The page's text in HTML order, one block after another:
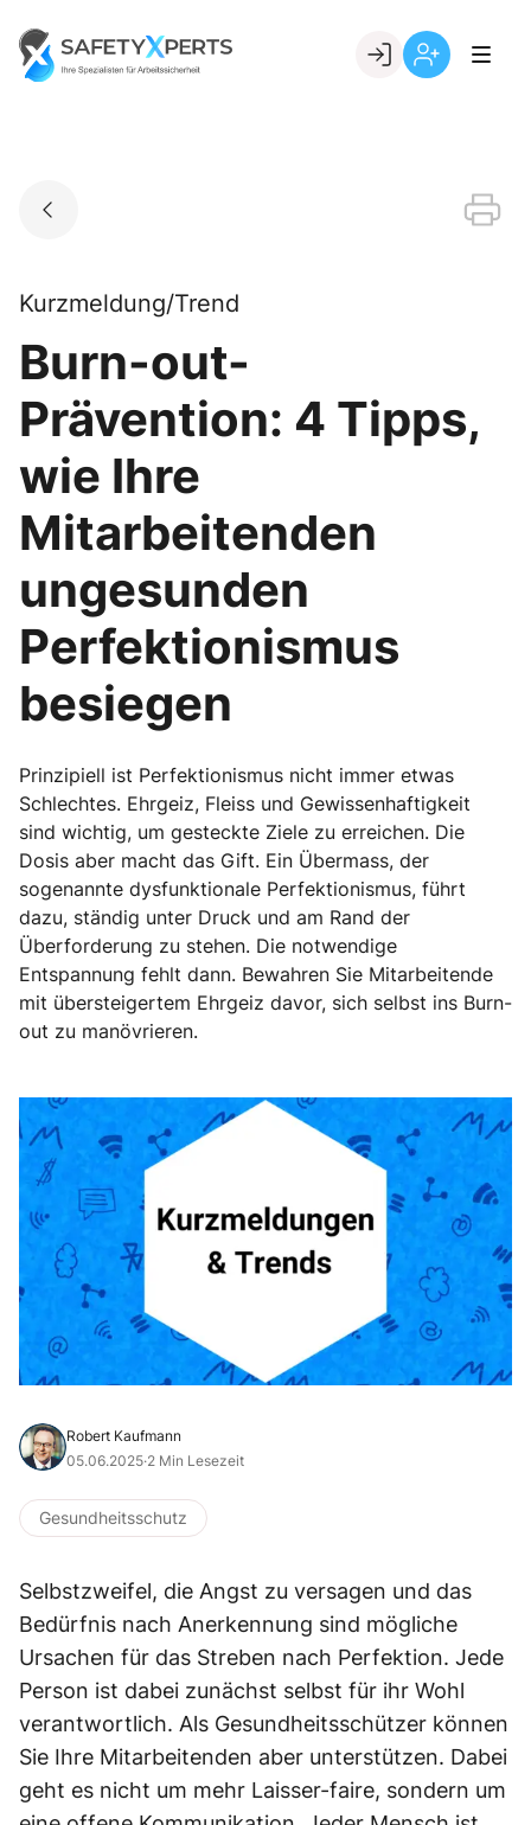
content
Go to landing page.
Kurzmeldung/Trend
Burn-out-
Prävention: 4 Tipps,
wie Ihre
Mitarbeitenden
ungesunden
Perfektionismus
besiegen
Prinzipiell ist Perfektionismus nicht immer etwas
Schlechtes. Ehrgeiz, Fleiss und Gewissenhaftigkeit
sind wichtig, um gesteckte Ziele zu erreichen. Die
Dosis aber macht das Gift. Ein Übermass, der
sogenannte dysfunktionale Perfektionismus, führt
dazu, ständig unter Druck und am Rand der
Überforderung zu stehen. Die notwendige
Entspannung fehlt dann. Bewahren Sie Mitarbeitende
mit übersteigertem Ehrgeiz davor, sich selbst ins Burn-
out zu manövrieren.
Robert Kaufmann
05.06.2025·2 Min Lesezeit
Gesundheitsschutz
Selbstzweifel, die Angst zu versagen und das
Bedürfnis nach Anerkennung sind mögliche
Ursachen für das Streben nach Perfektion. Jede
Person ist dabei zunächst selbst für ihr Wohl
verantwortlich. Als Gesundheitsschützer können
Sie Ihre Mitarbeitenden aber unterstützen. Dabei
geht es nicht um mehr Laisser-faire, sondern um